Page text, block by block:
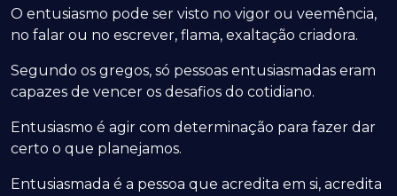
O entusiasmo pode ser visto no vigor ou veemência,
no falar ou no escrever, flama, exaltação criadora.
Segundo os gregos, só pessoas entusiasmadas eram
capazes de vencer os desafios do cotidiano.
Entusiasmo é agir com determinação para fazer dar
certo o que planejamos.
Entusiasmada é a pessoa que acredita em si, acredita